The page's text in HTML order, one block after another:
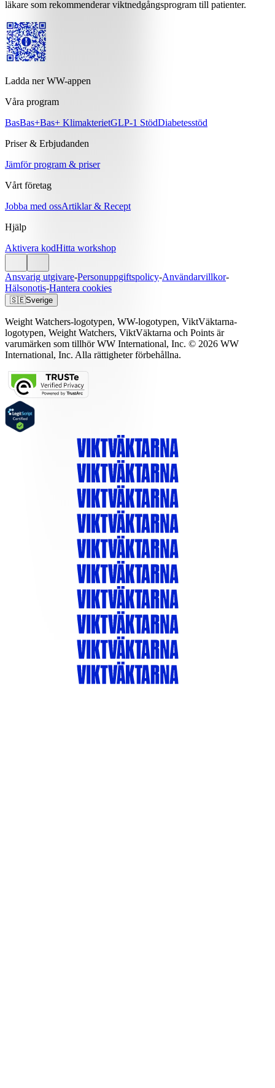
läkare som rekommenderar viktnedgångsprogram till patienter.
Ladda ner WW-appen
Våra program
BasBas+Bas+ KlimakterietGLP-1 StödDiabetesstöd
Priser & Erbjudanden
Jämför program & priser
Vårt företag
Jobba med ossArtiklar & Recept
Hjälp
Aktivera kodHitta workshop
Ansvarig utgivare-Personuppgiftspolicy-Användarvillkor-
Hälsonotis-Hantera cookies
🇸🇪Sverige
Weight Watchers-logotypen, WW-logotypen, ViktVäktarna-
logotypen, Weight Watchers, ViktVäktarna och Points är
varumärken som tillhör WW International, Inc. © 2026 WW
International, Inc. Alla rättigheter förbehållna.